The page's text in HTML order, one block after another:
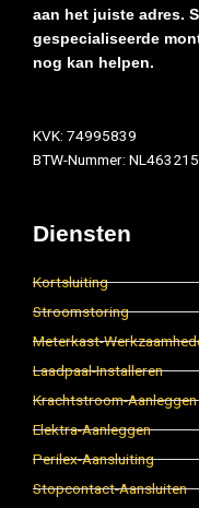
aan het juiste adres.
gespecialiseerde
nog kan helpen.
KVK: 74995839
BTW-Nummer:
Diensten
Kortsluiting
Stroomstoring
Meterkast-
Laadpaal-Installeren
Krachtstroom-Aanleggen
Elektra-Aanleggen
Perilex-Aansluiting
Stopcontact-Aansluiten